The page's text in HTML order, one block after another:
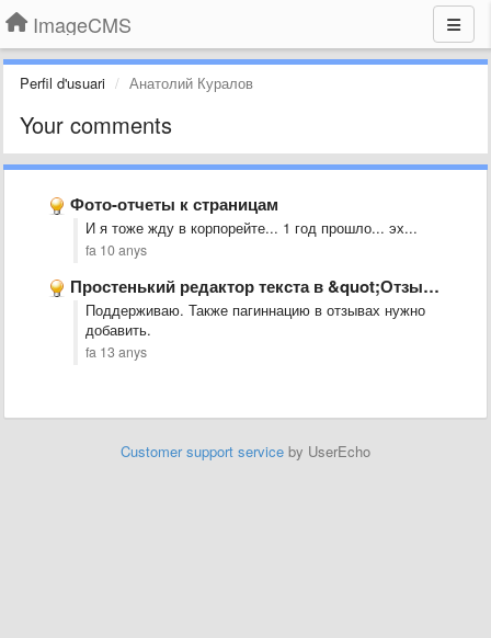
ImageCMS
Perfil d'usuari Анатолий Куралов
Your comments
Фото-отчеты к страницам
И я тоже жду в корпорейте... 1 год прошло... эх...
fa 10 anys
Простенький редактор текста в &quot;Отзывы клиентов&quot;
Поддерживаю. Также пагиннацию в отзывах нужно
добавить.
fa 13 anys
Customer support service by UserEcho